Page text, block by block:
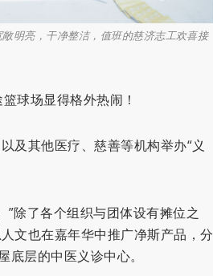
明亮，干净整洁，值班的慈济志工欢喜接
球场显得格外热闹！
及其他医疗、慈善等机构举办“义
除了各个组织与团体设有摊位之
文也在嘉年华中推广净斯产品，分
层的中医义诊中心。